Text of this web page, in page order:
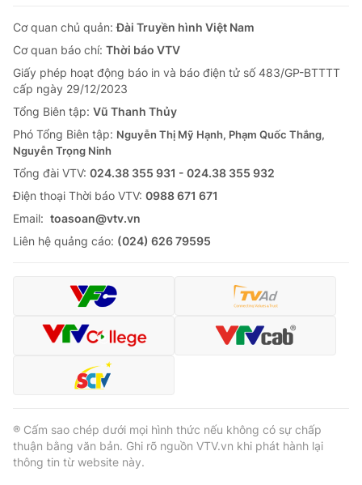
Cơ quan chủ quản:Đài Truyền hình Việt Nam
Cơ quan báo chí: Thời báo VTV
Giấy phép hoạt động báo in và báo điện tử số 483/GP-BTTTT
cấp ngày 29/12/2023
Tổng Biên tập: Vũ Thanh Thủy
Phó Tổng Biên tập: Nguyễn Thị Mỹ Hạnh, Phạm Quốc Thắng,
Nguyễn Trọng Ninh
Tổng đài VTV: 024.38 355 931 - 024.38 355 932
Ðiện thoại Thời báo VTV: 0988 671 671
Email: toasoan@vtv.vn
Liên hệ quảng cáo: (024) 626 79595
® Cấm sao chép dưới mọi hình thức nếu không có sự chấp
thuận bằng văn bản. Ghi rõ nguồn VTV.vn khi phát hành lại
thông tin từ website này.